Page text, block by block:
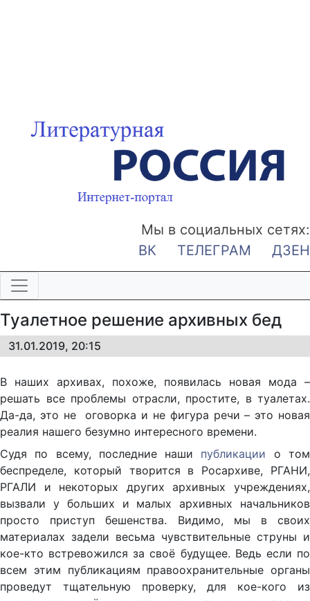
Мы в социальных сетях:
ВК
ТЕЛЕГРАМ ДЗЕН
Туалетное решение архивных бед
31.01.2019, 20:15
В наших архивах, похоже, появилась новая мода –
решать все проблемы отрасли, простите, в туалетах.
Да-да, это не оговорка и не фигура речи – это новая
реалия нашего безумно интересного времени.
Судя по всему, последние наши публикации о том
беспределе, который творится в Росархиве, РГАНИ,
РГАЛИ и некоторых других архивных учреждениях,
вызвали у больших и малых архивных начальников
просто приступ бешенства. Видимо, мы в своих
материалах задели весьма чувствительные струны и
кое-кто встревожился за своё будущее. Ведь если по
всем этим публикациям правоохранительные органы
проведут тщательную проверку, для кое-кого из